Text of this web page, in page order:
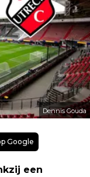
Dennis Gouda
Google
een